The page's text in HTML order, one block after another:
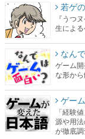
若ゲ
『うつ
生による
なん
ゲーム
な形か
ゲー
「経験
源や用
が徹底調